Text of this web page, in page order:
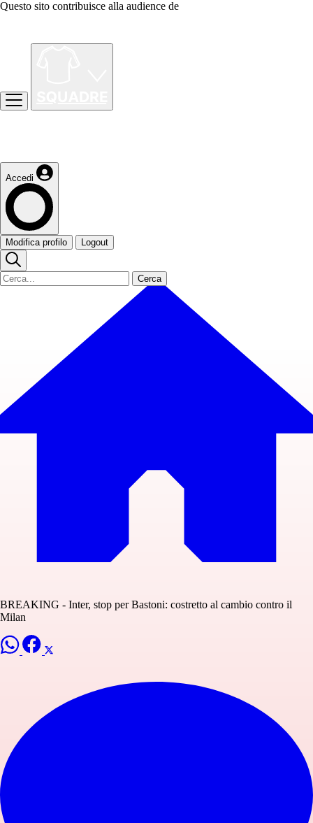
Questo sito contribuisce alla audience de
Accedi
Modifica profilo Logout
Cerca
BREAKING - Inter, stop per Bastoni: costretto al cambio contro il
Milan